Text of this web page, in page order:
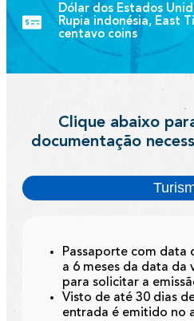
Dólar dos Estados
Rupia indonésia, East
centavo coins
Clique abaixo
documentação
Passaporte com data
a 6 meses da data da
para solicitar a
Visto de até 30 dias
entrada é emitido no